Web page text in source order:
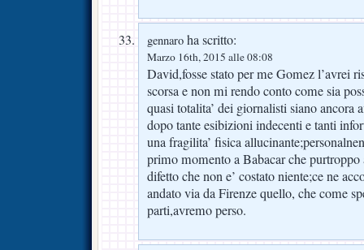
gennaro ha scritto:
Marzo 16th, 2015 alle 08:08
David,fosse stato per me Gomez l’avrei
scorsa e non mi rendo conto come sia
quasi totalita’ dei giornalisti siano ancora
dopo tante esibizioni indecenti e tanti
una fragilita’ fisica
primo momento a Babacar che
difetto che non e’ costato niente;ce ne
andato via da Firenze quello, che come
parti,avremo perso.